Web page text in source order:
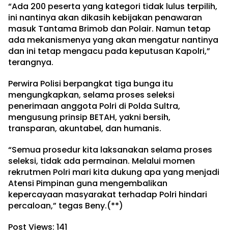
“Ada 200 peserta yang kategori tidak lulus terpilih,
ini nantinya akan dikasih kebijakan penawaran
masuk Tantama Brimob dan Polair. Namun tetap
ada mekanismenya yang akan mengatur nantinya
dan ini tetap mengacu pada keputusan Kapolri,”
terangnya.
Perwira Polisi berpangkat tiga bunga itu
mengungkapkan, selama proses seleksi
penerimaan anggota Polri di Polda Sultra,
mengusung prinsip BETAH, yakni bersih,
transparan, akuntabel, dan humanis.
“Semua prosedur kita laksanakan selama proses
seleksi, tidak ada permainan. Melalui momen
rekrutmen Polri mari kita dukung apa yang menjadi
Atensi Pimpinan guna mengembalikan
kepercayaan masyarakat terhadap Polri hindari
percaloan,” tegas Beny.(**)
Post Views: 141